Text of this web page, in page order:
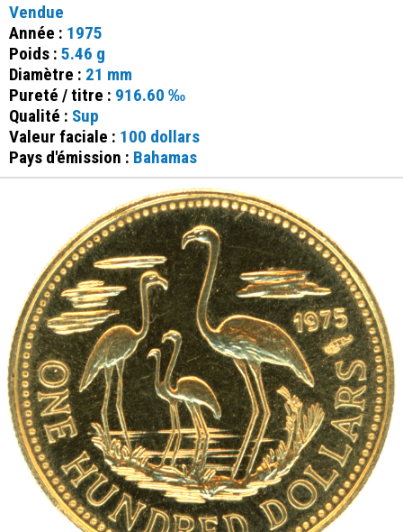
Vendue
Année : 1975
Poids : 5.46 g
Diamètre : 21 mm
Pureté / titre : 916.60 ‰
Qualité : Sup
Valeur faciale : 100 dollars
Pays d'émission : Bahamas